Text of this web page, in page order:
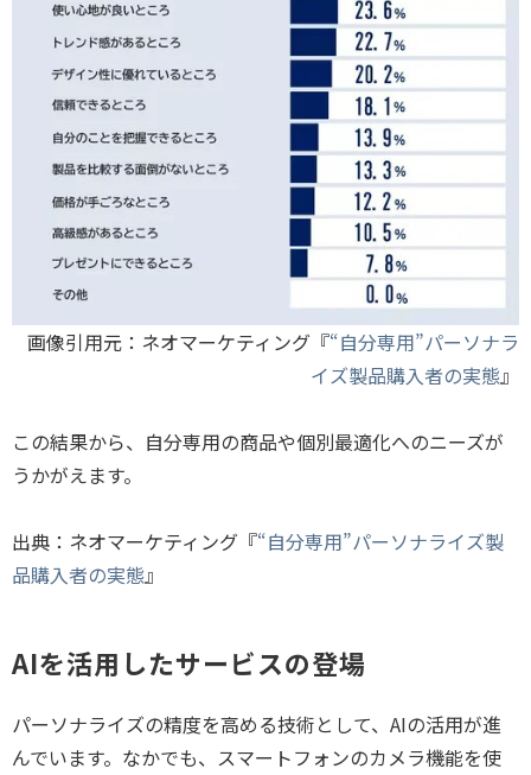
画像引用元：ネオマーケティング『“自分専用”パーソナラ
イズ製品購入者の実態』
この結果から、自分専用の商品や個別最適化へのニーズが
うかがえます。
出典：ネオマーケティング『“自分専用”パーソナライズ製
品購入者の実態』
AIを活用したサービスの登場
パーソナライズの精度を高める技術として、AIの活用が進
んでいます。なかでも、スマートフォンのカメラ機能を使